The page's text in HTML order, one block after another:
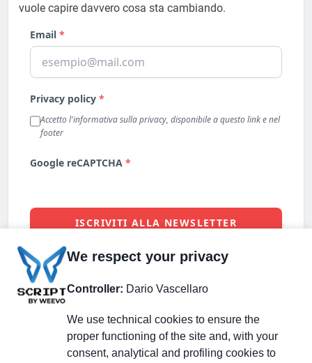
vuole capire davvero cosa sta cambiando.
We respect your privacy
Controller: Dario Vascellaro
We use technical cookies to ensure the
proper functioning of the site and, with your
consent, analytical and profiling cookies to